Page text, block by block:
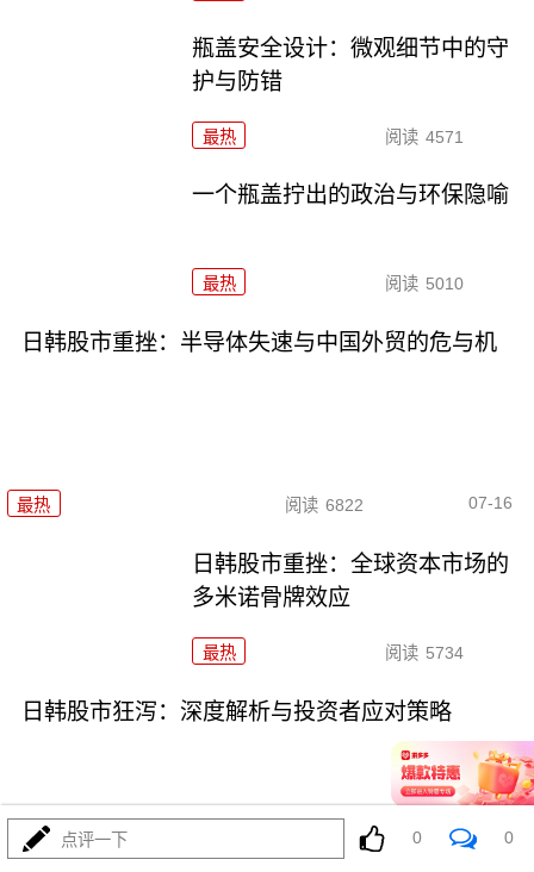
瓶盖安全设计：微观细节中的守
护与防错
最热 阅读 4571
一个瓶盖拧出的政治与环保隐喻
最热 阅读 5010
日韩股市重挫：半导体失速与中国外贸的危与机
最热 阅读 6822 07-16
日韩股市重挫：全球资本市场的
多米诺骨牌效应
最热 阅读 5734
日韩股市狂泻：深度解析与投资者应对策略
点评一下 0 0